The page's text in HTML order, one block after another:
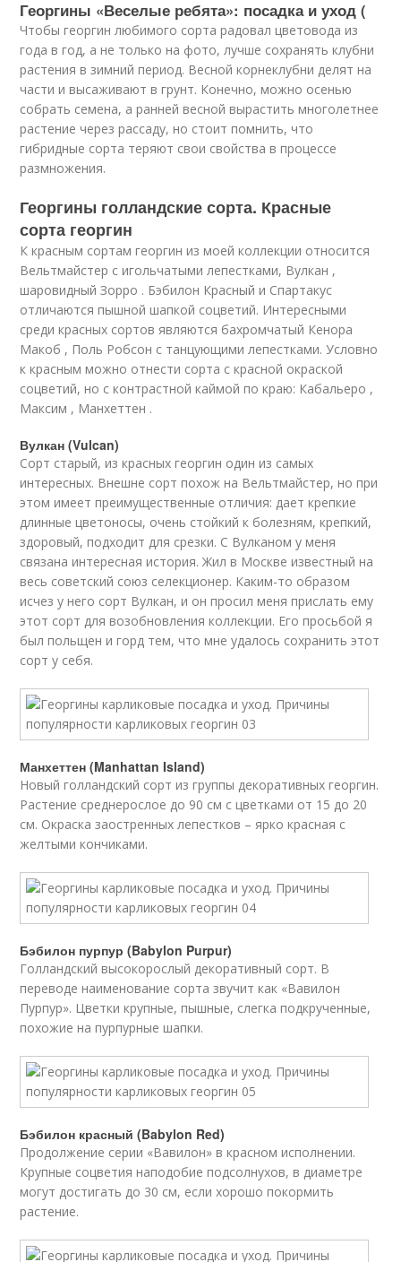
Георгины «Веселые ребята»: посадка и уход (
Чтобы георгин любимого сорта радовал цветовода из
года в год, а не только на фото, лучше сохранять клубни
растения в зимний период. Весной корнеклубни делят на
части и высаживают в грунт. Конечно, можно осенью
собрать семена, а ранней весной вырастить многолетнее
растение через рассаду, но стоит помнить, что
гибридные сорта теряют свои свойства в процессе
размножения.
Георгины голландские сорта. Красные
сорта георгин
К красным сортам георгин из моей коллекции относится
Вельтмайстер с игольчатыми лепестками, Вулкан ,
шаровидный Зорро . Бэбилон Красный и Спартакус
отличаются пышной шапкой соцветий. Интересными
среди красных сортов являются бахромчатый Кенора
Макоб , Поль Робсон с танцующими лепестками. Условно
к красным можно отнести сорта с красной окраской
соцветий, но с контрастной каймой по краю: Кабальеро ,
Максим , Манхеттен .
Вулкан (Vulcan)
Сорт старый, из красных георгин один из самых
интересных. Внешне сорт похож на Вельтмайстер, но при
этом имеет преимущественные отличия: дает крепкие
длинные цветоносы, очень стойкий к болезням, крепкий,
здоровый, подходит для срезки. С Вулканом у меня
связана интересная история. Жил в Москве известный на
весь советский союз селекционер. Каким-то образом
исчез у него сорт Вулкан, и он просил меня прислать ему
этот сорт для возобновления коллекции. Его просьбой я
был польщен и горд тем, что мне удалось сохранить этот
сорт у себя.
Манхеттен (Manhattan Island)
Новый голландский сорт из группы декоративных георгин.
Растение среднерослое до 90 см с цветками от 15 до 20
см. Окраска заостренных лепестков – ярко красная с
желтыми кончиками.
Бэбилон пурпур (Babylon Purpur)
Голландский высокорослый декоративный сорт. В
переводе наименование сорта звучит как «Вавилон
Пурпур». Цветки крупные, пышные, слегка подкрученные,
похожие на пурпурные шапки.
Бэбилон красный (Babylon Red)
Продолжение серии «Вавилон» в красном исполнении.
Крупные соцветия наподобие подсолнухов, в диаметре
могут достигать до 30 см, если хорошо покормить
растение.